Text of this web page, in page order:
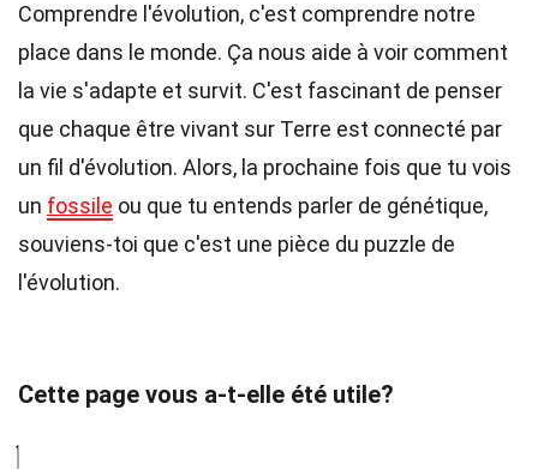
Comprendre l'évolution, c'est comprendre notre
place dans le monde. Ça nous aide à voir comment
la vie s'adapte et survit. C'est fascinant de penser
que chaque être vivant sur Terre est connecté par
un fil d'évolution. Alors, la prochaine fois que tu vois
un fossile ou que tu entends parler de génétique,
souviens-toi que c'est une pièce du puzzle de
l'évolution.
Cette page vous a-t-elle été utile?